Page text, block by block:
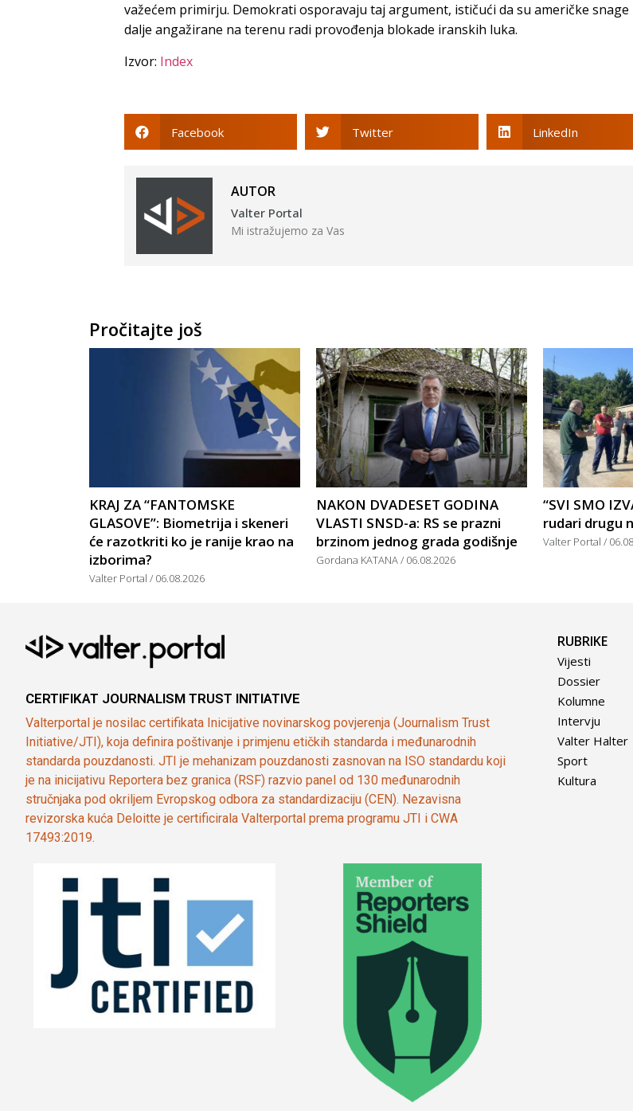
važećem primirju. Demokrati osporavaju taj argument, ističući da su američke snage
dalje angažirane na terenu radi provođenja blokade iranskih luka.
Izvor: Index
Facebook Twitter LinkedIn
AUTOR
Valter Portal
Mi istražujemo za Vas
Pročitajte još
KRAJ ZA “FANTOMSKE
GLASOVE”: Biometrija i skeneri
će razotkriti ko je ranije krao na
izborima?
Valter Portal 06.08.2026
NAKON DVADESET GODINA
VLASTI SNSD-a: RS se prazni
brzinom jednog grada godišnje
Gordana KATANA 06.08.2026
“SVI SMO
rudari drugu
Valter Portal
CERTIFIKAT JOURNALISM TRUST INITIATIVE
Valterportal je nosilac certifikata Inicijative novinarskog povjerenja (Journalism Trust
Initiative/JTI), koja definira poštivanje i primjenu etičkih standarda i međunarodnih
standarda pouzdanosti. JTI je mehanizam pouzdanosti zasnovan na ISO standardu koji
je na inicijativu Reportera bez granica (RSF) razvio panel od 130 međunarodnih
stručnjaka pod okriljem Evropskog odbora za standardizaciju (CEN). Nezavisna
revizorska kuća Deloitte je certificirala Valterportal prema programu JTI i CWA
17493:2019.
RUBRIKE
Vijesti
Dossier
Kolumne
Intervju
Valter Halter
Sport
Kultura